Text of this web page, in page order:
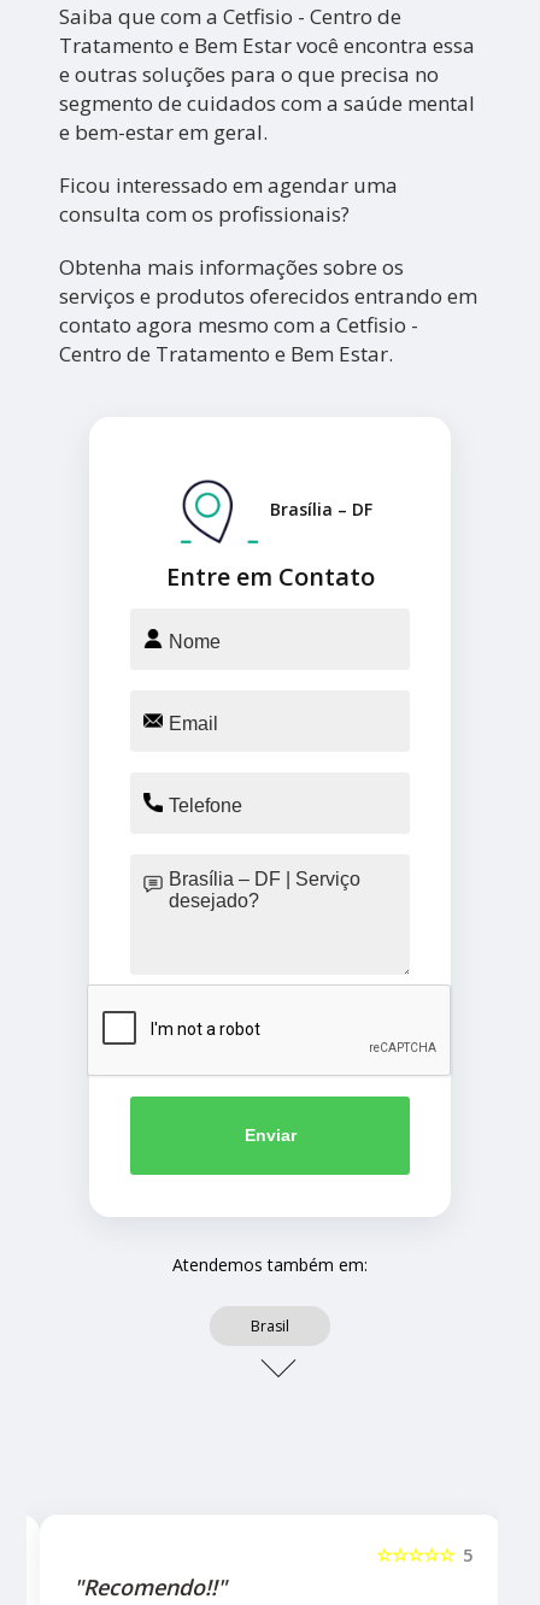
Saiba que com a Cetfisio - Centro de
Tratamento e Bem Estar você encontra essa
e outras soluções para o que precisa no
segmento de cuidados com a saúde mental
e bem-estar em geral.
Ficou interessado em agendar uma
consulta com os profissionais?
Obtenha mais informações sobre os
serviços e produtos oferecidos entrando em
contato agora mesmo com a Cetfisio -
Centro de Tratamento e Bem Estar.
Entre em Contato
Brasília – DF
Enviar
Atendemos também em:
Brasil
5
☆☆☆☆☆
"Recomendo!!"